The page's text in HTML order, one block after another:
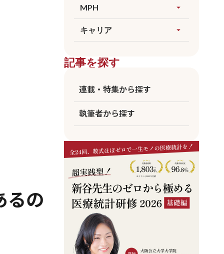
るの
論文執筆
医療統計
すべてを見る
臨床
ビジネス
MPH arrow_drop_up
すべてを見る
国公立MPH
京大MPH
キャリア arrow_drop_up
医師
看護師
リハビリ
アカデミア
企業職員
記事を探す
連載・特集から探す
執筆者から探す